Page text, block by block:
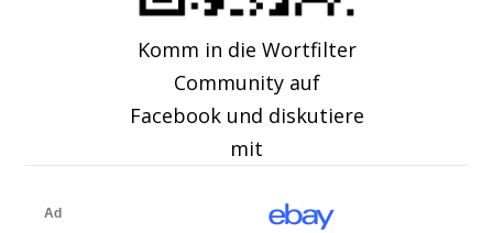
Komm in die Wortfilter
Community auf
Facebook und diskutiere
mit